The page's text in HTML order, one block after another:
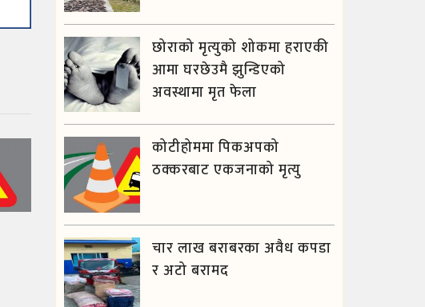
छोराको मृत्युको शोकमा हराएकी
आमा घरछेउमै झुन्डिएको
अवस्थामा मृत फेला
कोटीहोममा पिकअपको
ठक्करबाट एकजनाको मृत्यु
चार लाख बराबरका अवैध कपडा
र अटो बरामद